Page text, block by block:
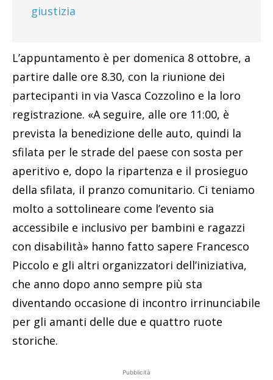
giustizia
L’appuntamento è per domenica 8 ottobre, a
partire dalle ore 8.30, con la riunione dei
partecipanti in via Vasca Cozzolino e la loro
registrazione. «A seguire, alle ore 11:00, è
prevista la benedizione delle auto, quindi la
sfilata per le strade del paese con sosta per
aperitivo e, dopo la ripartenza e il prosieguo
della sfilata, il pranzo comunitario. Ci teniamo
molto a sottolineare come l’evento sia
accessibile e inclusivo per bambini e ragazzi
con disabilità» hanno fatto sapere Francesco
Piccolo e gli altri organizzatori dell’iniziativa,
che anno dopo anno sempre più sta
diventando occasione di incontro irrinunciabile
per gli amanti delle due e quattro ruote
storiche.
Pubblicità